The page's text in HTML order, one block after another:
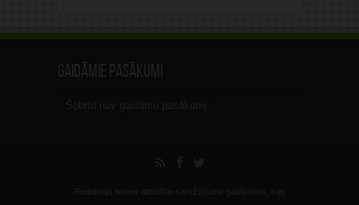
Gaidāmie pasākumi
Šobrīd nav gaidāmo pasākumi.
Redakcija nenes atbildību sarežģījumu gadījumos, kas